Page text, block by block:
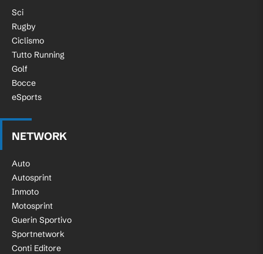
Sci
Rugby
Ciclismo
Tutto Running
Golf
Bocce
eSports
NETWORK
Auto
Autosprint
Inmoto
Motosprint
Guerin Sportivo
Sportnetwork
Conti Editore